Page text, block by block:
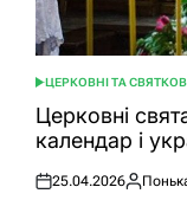
ОПУБЛІКУВАТИ
У
ЦЕРКОВНІ ТА
Церковні
календар і
Оприлюднено
25.04.2026